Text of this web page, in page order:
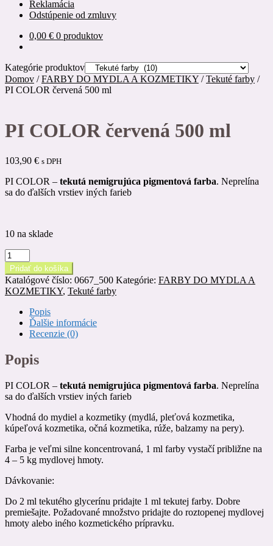
Reklamácia
Odstúpenie od zmluvy
0,00 € 0 produktov
Kategórie produktov
Domov /FARBY DO MYDLA A KOZMETIKY /Tekuté farby /
PI COLOR červená 500 ml
PI COLOR červená 500 ml
103,90 € s DPH
PI COLOR – tekutá nemigrujúca pigmentová farba. Neprelína
sa do ďalších vrstiev iných farieb
10 na sklade
množstvo
PI
COLOR
červená
500
Pridať do košíka
Katalógové číslo: 0667_500 Kategórie: FARBY DO MYDLA A
KOZMETIKY, Tekuté farby
Popis
Ďalšie informácie
Recenzie (0)
Popis
PI COLOR – tekutá nemigrujúca pigmentová farba. Neprelína
sa do ďalších vrstiev iných farieb
Vhodná do mydiel a kozmetiky (mydlá, pleťová kozmetika,
kúpeľová kozmetika, očná kozmetika, rúže, balzamy na pery).
Farba je veľmi silne koncentrovaná, 1 ml farby vystačí približne na
4 – 5 kg mydlovej hmoty.
Dávkovanie:
Do 2 ml tekutého glycerínu pridajte 1 ml tekutej farby. Dobre
premiešajte. Požadované množstvo pridajte do roztopenej mydlovej
hmoty alebo iného kozmetického prípravku.